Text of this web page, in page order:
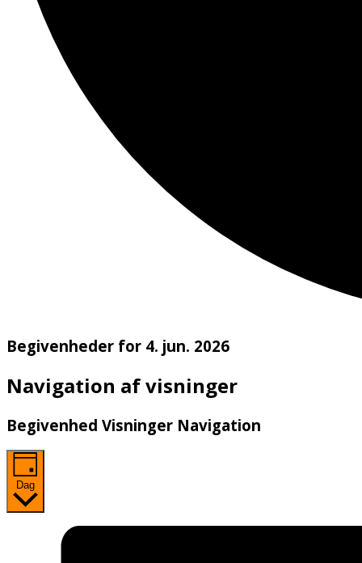
Begivenheder for 4. jun. 2026
Navigation af visninger
Begivenhed Visninger Navigation
Dag